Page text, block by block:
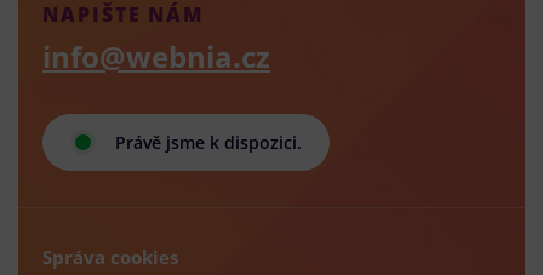
Právě jsme k dispozici.
NAPIŠTE NÁM
info@webnia.cz
Správa cookies